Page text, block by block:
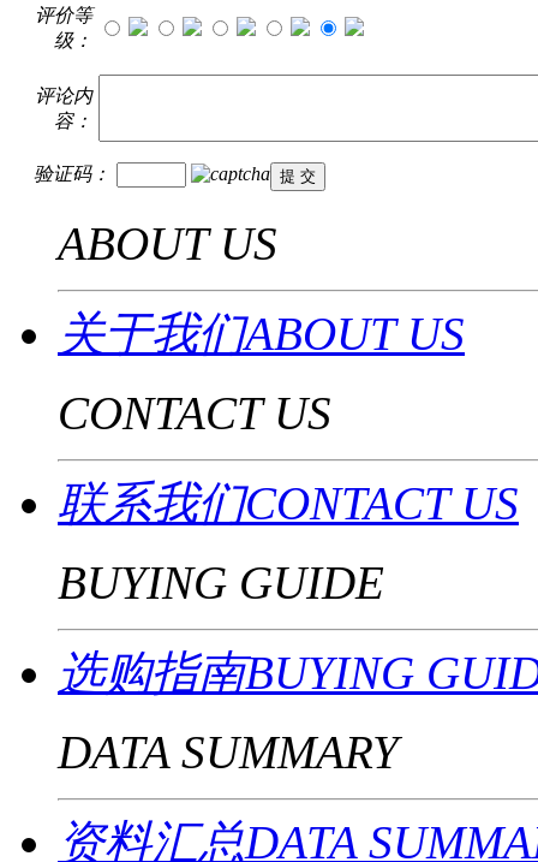
评价等
级：
评论内
容：
验证码：
ABOUT US
关于我们ABOUT US
CONTACT US
联系我们CONTACT US
BUYING GUIDE
选购指南BUYING
DATA SUMMARY
资料汇总DATA